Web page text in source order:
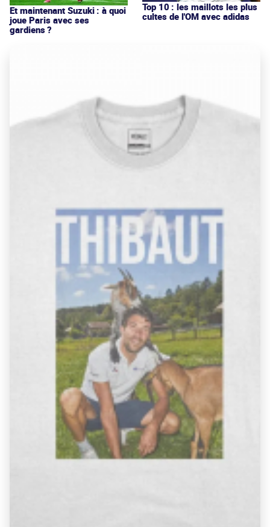
Et maintenant Suzuki : à quoi
joue Paris avec ses
gardiens ?
Top 10 : les maillots les plus
cultes de l'OM avec adidas